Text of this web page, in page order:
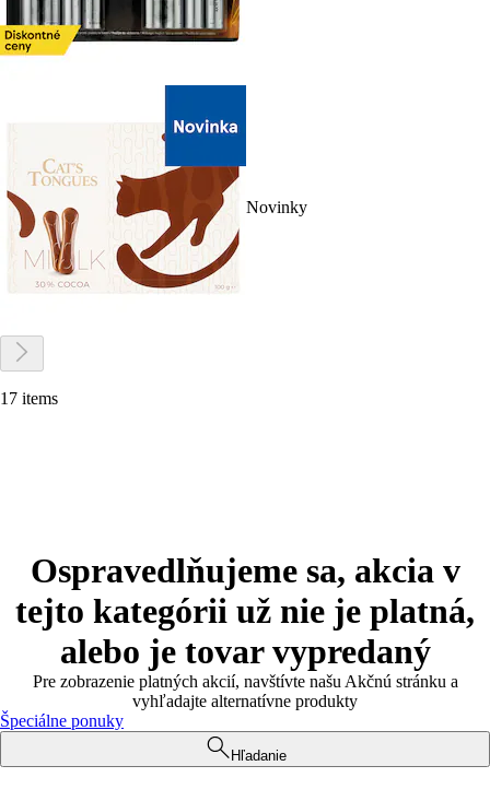
Novinky
17 items
Ospravedlňujeme sa, akcia v
tejto kategórii už nie je platná,
alebo je tovar vypredaný
Pre zobrazenie platných akcií, navštívte našu Akčnú stránku a
vyhľadajte alternatívne produkty
Špeciálne ponuky
Hľadanie